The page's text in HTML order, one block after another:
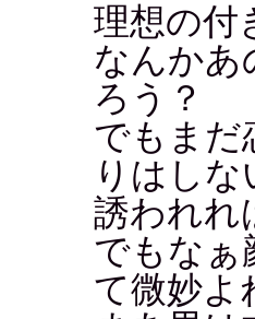
理想の付
なんかあ
ろう？
でもまだ
りはしな
誘われれ
でもなぁ
て微妙よ